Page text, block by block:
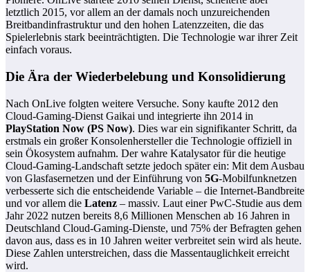
letztlich 2015, vor allem an der damals noch unzureichenden
Breitbandinfrastruktur und den hohen Latenzzeiten, die das
Spielerlebnis stark beeinträchtigten. Die Technologie war ihrer Zeit
einfach voraus.
Die Ära der Wiederbelebung und Konsolidierung
Nach OnLive folgten weitere Versuche. Sony kaufte 2012 den
Cloud-Gaming-Dienst Gaikai und integrierte ihn 2014 in
PlayStation Now (PS Now). Dies war ein signifikanter Schritt, da
erstmals ein großer Konsolenhersteller die Technologie offiziell in
sein Ökosystem aufnahm. Der wahre Katalysator für die heutige
Cloud-Gaming-Landschaft setzte jedoch später ein: Mit dem Ausbau
von Glasfasernetzen und der Einführung von 5G-Mobilfunknetzen
verbesserte sich die entscheidende Variable – die Internet-Bandbreite
und vor allem die Latenz – massiv. Laut einer PwC-Studie aus dem
Jahr 2022 nutzen bereits 8,6 Millionen Menschen ab 16 Jahren in
Deutschland Cloud-Gaming-Dienste, und 75% der Befragten gehen
davon aus, dass es in 10 Jahren weiter verbreitet sein wird als heute.
Diese Zahlen unterstreichen, dass die Massentauglichkeit erreicht
wird.